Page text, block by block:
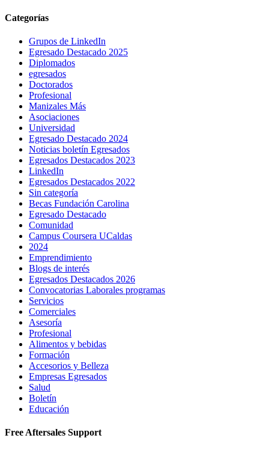
Categorías
Grupos de LinkedIn
Egresado Destacado 2025
Diplomados
egresados
Doctorados
Profesional
Manizales Más
Asociaciones
Universidad
Egresado Destacado 2024
Noticias boletín Egresados
Egresados Destacados 2023
LinkedIn
Egresados Destacados 2022
Sin categoría
Becas Fundación Carolina
Egresado Destacado
Comunidad
Campus Coursera UCaldas
2024
Emprendimiento
Blogs de interés
Egresados Destacados 2026
Convocatorias Laborales programas
Servicios
Comerciales
Asesoría
Profesional
Alimentos y bebidas
Formación
Accesorios y Belleza
Empresas Egresados
Salud
Boletín
Educación
Free Aftersales Support